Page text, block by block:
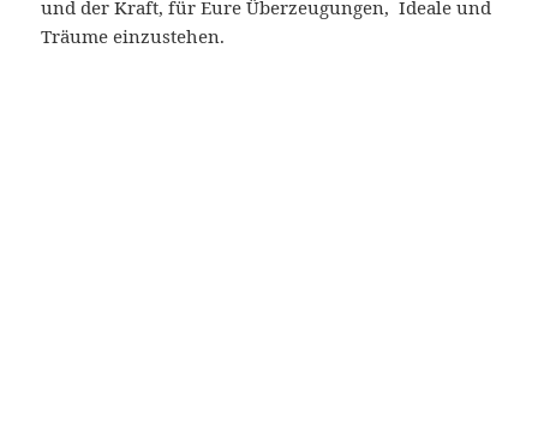
und der Kraft, für Eure Überzeugungen, Ideale und
Träume einzustehen.